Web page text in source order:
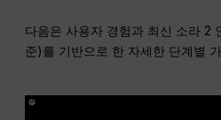
다음은 사용자 경험과 최신 소라 2
준)를 기반으로 한 자세한 단계별